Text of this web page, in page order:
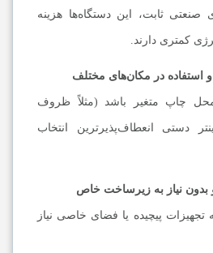
ثابت، این دستگاه‌ها هزینه
کمتری دارند.
در مکان‌های مختلف
چاپ متغیر باشد (مثلاً ظروف
دستی انعطاف‌پذیرترین انتخاب
نیاز به زیرساخت خاص
تجهیزات پیچیده یا فضای خاصی نیاز